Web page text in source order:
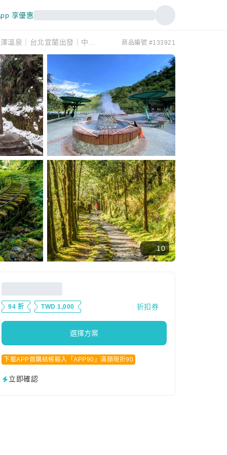
享優惠
商品編號 #133921
10
94 折 TWD 1,000 折扣券
選擇方案
下載APP首購結帳輸入「APP90」滿額現折90
立即確認